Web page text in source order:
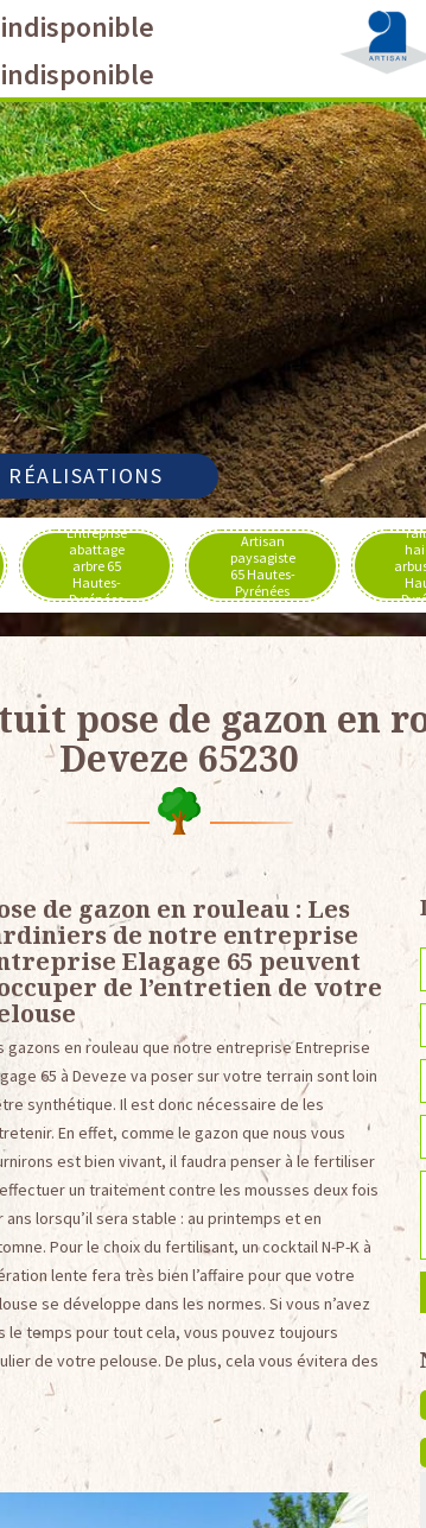
indisponible
indisponible
RÉALISATIONS
Entreprise
abattage
arbre 65
Hautes-
Pyrénées
Artisan
paysagiste
65 Hautes-
Pyrénées
pose de gazon en
Deveze 65230
de gazon en rouleau : Les
de notre entreprise
Elagage 65 peuvent
de l’entretien de votre
gazons en rouleau que notre entreprise Entreprise
65 à Deveze va poser sur votre terrain sont loin
synthétique. Il est donc nécessaire de les
En effet, comme le gazon que nous vous
est bien vivant, il faudra penser à le fertiliser
un traitement contre les mousses deux fois
ans lorsqu’il sera stable : au printemps et en
Pour le choix du fertilisant, un cocktail N-P-K à
lente fera très bien l’affaire pour que votre
se développe dans les normes. Si vous n’avez
le temps pour tout cela, vous pouvez toujours
de votre pelouse. De plus, cela vous évitera des